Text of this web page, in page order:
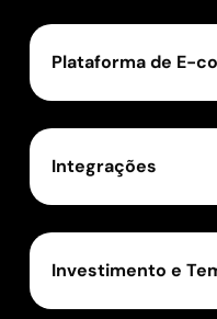
Plataforma de E-
Integrações
Investimento e